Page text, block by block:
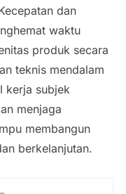
dan
waktu
produk secara
teknis mendalam
kerja subjek
menjaga
membangun
berkelanjutan.